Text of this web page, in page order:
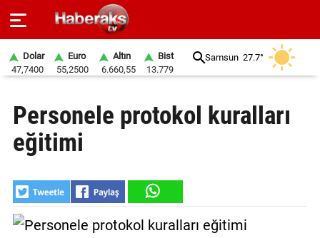
SPOR
YAŞAM
EKONOMİ
BELEDİYELER
Dolar
47,7400
Euro
55,2500
Altın
6.660,55
Bist
13.779
Samsun 27.7°
Personele protokol kuralları
eğitimi